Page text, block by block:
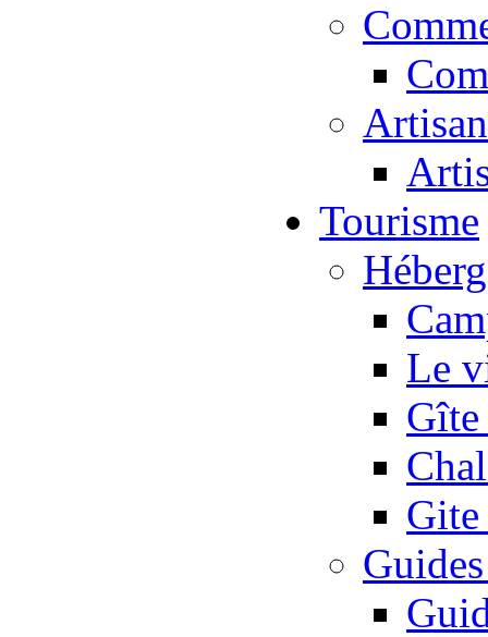
Tourisme
Le
Gite